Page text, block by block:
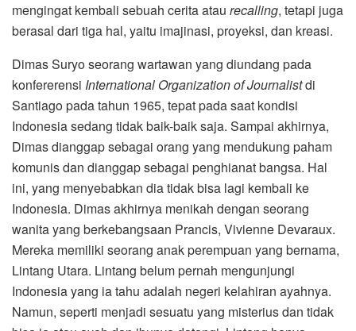
mengingat kembali sebuah cerita atau recalling, tetapi juga
berasal dari tiga hal, yaitu imajinasi, proyeksi, dan kreasi.
Dimas Suryo seorang wartawan yang diundang pada
konfererensi International Organization of Journalistdi
Santiago pada tahun 1965, tepat pada saat kondisi
Indonesia sedang tidak baik-baik saja. Sampai akhirnya,
Dimas dianggap sebagai orang yang mendukung paham
komunis dan dianggap sebagai penghianat bangsa. Hal
ini, yang menyebabkan dia tidak bisa lagi kembali ke
Indonesia. Dimas akhirnya menikah dengan seorang
wanita yang berkebangsaan Prancis, Vivienne Devaraux.
Mereka memiliki seorang anak perempuan yang bernama,
Lintang Utara. Lintang belum pernah mengunjungi
Indonesia yang ia tahu adalah negeri kelahiran ayahnya.
Namun, seperti menjadi sesuatu yang misterius dan tidak